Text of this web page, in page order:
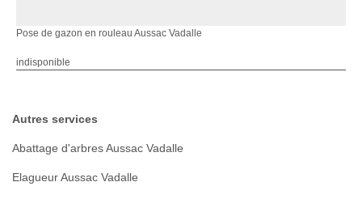
Pose de gazon en rouleau Aussac Vadalle
indisponible
Autres services
Abattage d'arbres Aussac Vadalle
Elagueur Aussac Vadalle